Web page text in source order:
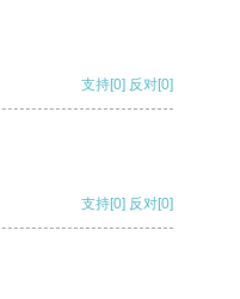
支持[0] 反对[0]
支持[0] 反对[0]